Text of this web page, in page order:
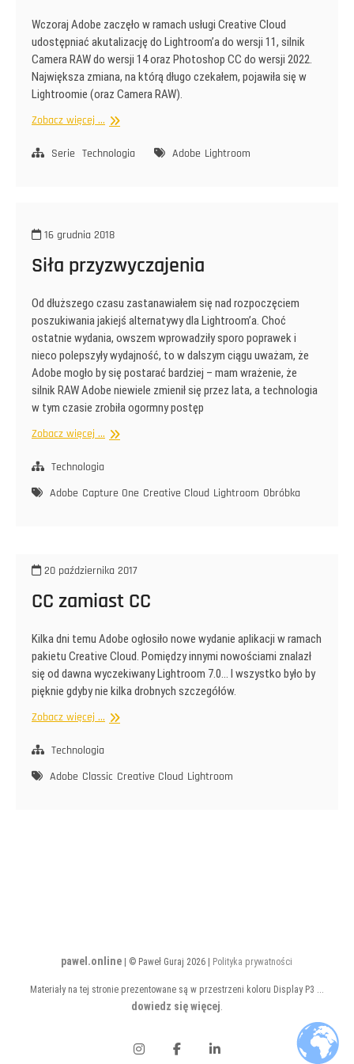
Wczoraj Adobe zaczęło w ramach usługi Creative Cloud
udostępniać akutalizację do Lightroom’a do wersji 11, silnik
Camera RAW do wersji 14 oraz Photoshop CC do wersji 2022.
Największa zmiana, na którą długo czekałem, pojawiła się w
Lightroomie (oraz Camera RAW).
Zobacz więcej ... Lightroom
Serie Technologia Adobe Lightroom
16 grudnia 2018
Siła przyzwyczajenia
Od dłuższego czasu zastanawiałem się nad rozpoczęciem
poszukiwania jakiejś alternatywy dla Lightroom’a. Choć
ostatnie wydania, owszem wprowadziły sporo poprawek i
nieco polepszyły wydajność, to w dalszym ciągu uważam, że
Adobe mogło by się postarać bardziej – mam wrażenie, że
silnik RAW Adobe niewiele zmienił się przez lata, a technologia
w tym czasie zrobiła ogormny postęp
Zobacz więcej ... Siła
Technologia
Adobe Capture One Creative Cloud Lightroom Obróbka
20 października 2017
CC zamiast CC
Kilka dni temu Adobe ogłosiło nowe wydanie aplikacji w ramach
pakietu Creative Cloud. Pomiędzy innymi nowościami znalazł
się od dawna wyczekiwany Lightroom 7.0… I wszystko było by
pięknie gdyby nie kilka drobnych szczegółów.
Zobacz więcej ... CC
Technologia
Adobe Classic Creative Cloud Lightroom
pawel.online | © Paweł Guraj 2026 | Polityka prywatności
Materiały na tej stronie prezentowane są w przestrzeni koloru Display P3 ...
dowiedz się więcej.
Instagram
FacebookLinkedIn